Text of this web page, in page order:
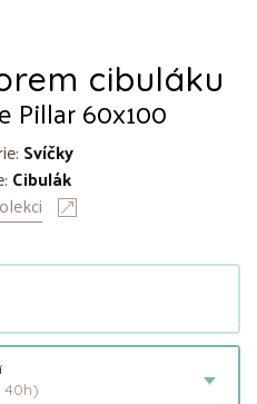
cibuláku
Pillar 60x100
Svíčky
Cibulák
40h)